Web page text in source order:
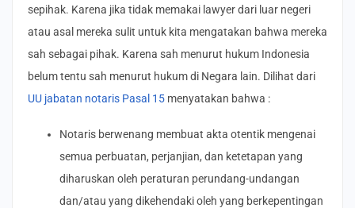
sepihak. Karena jika tidak memakai lawyer dari luar negeri
atau asal mereka sulit untuk kita mengatakan bahwa mereka
sah sebagai pihak. Karena sah menurut hukum Indonesia
belum tentu sah menurut hukum di Negara lain. Dilihat dari
UU jabatan notaris Pasal 15 menyatakan bahwa :
Notaris berwenang membuat akta otentik mengenai
semua perbuatan, perjanjian, dan ketetapan yang
diharuskan oleh peraturan perundang-undangan
dan/atau yang dikehendaki oleh yang berkepentingan